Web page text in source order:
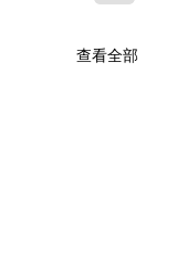
查看全部